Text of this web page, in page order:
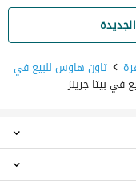
تاون هاوس للبيع في
في بيتا جرينز